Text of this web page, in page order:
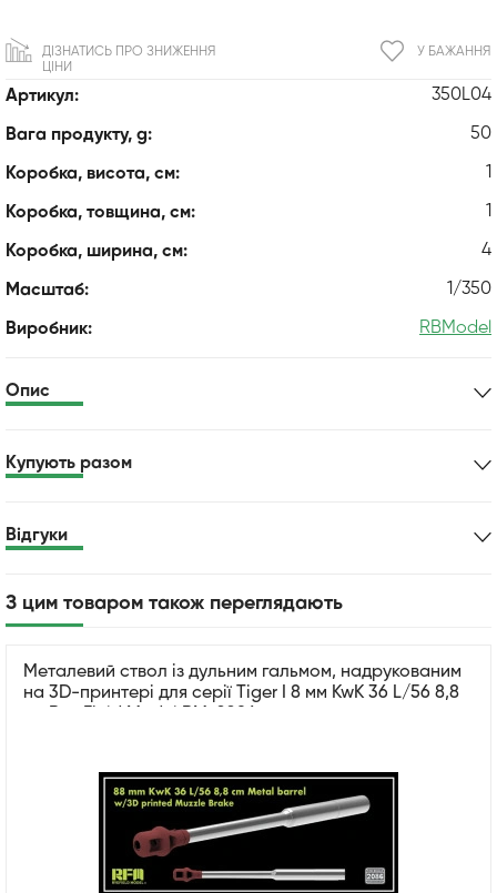
Артикул: 350L04
Вага продукту, g: 50
Коробка, висота, см: 1
Коробка, товщина, см: 1
Коробка, ширина, см: 4
Масштаб: 1/350
Виробник: RBModel
У БАЖАННЯ
ДІЗНАТИСЬ ПРО ЗНИЖЕННЯ
ЦІНИ
Опис
Купують разом
Відгуки
З цим товаром також переглядають
Металевий ствол із дульним гальмом, надрукованим
на 3D-принтері для серії Tiger I 8 мм KwK 36 L/56 8,8